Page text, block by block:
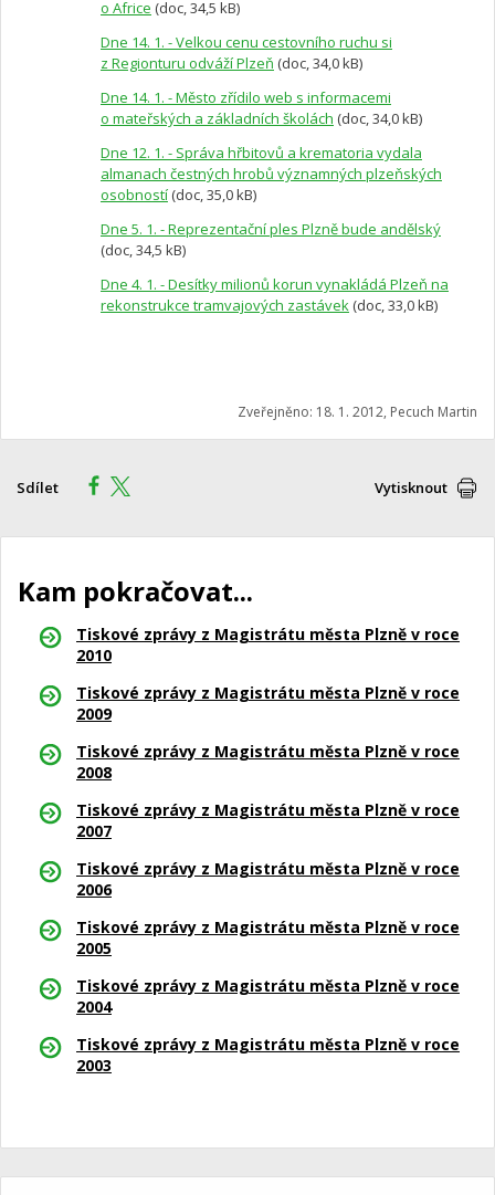
o Africe (doc, 34,5 kB)
Dne 14. 1. - Velkou cenu cestovního ruchu si
z Regionturu odváží Plzeň (doc, 34,0 kB)
Dne 14. 1. - Město zřídilo web s informacemi
o mateřských a základních školách (doc, 34,0 kB)
Dne 12. 1. - Správa hřbitovů a krematoria vydala
almanach čestných hrobů významných plzeňských
osobností (doc, 35,0 kB)
Dne 5. 1. - Reprezentační ples Plzně bude andělský
(doc, 34,5 kB)
Dne 4. 1. - Desítky milionů korun vynakládá Plzeň na
rekonstrukce tramvajových zastávek (doc, 33,0 kB)
Zveřejněno: 18. 1. 2012, Pecuch Martin
Sdílet Vytisknout
Kam pokračovat...
Tiskové zprávy z Magistrátu města Plzně v roce
2010
Tiskové zprávy z Magistrátu města Plzně v roce
2009
Tiskové zprávy z Magistrátu města Plzně v roce
2008
Tiskové zprávy z Magistrátu města Plzně v roce
2007
Tiskové zprávy z Magistrátu města Plzně v roce
2006
Tiskové zprávy z Magistrátu města Plzně v roce
2005
Tiskové zprávy z Magistrátu města Plzně v roce
2004
Tiskové zprávy z Magistrátu města Plzně v roce
2003